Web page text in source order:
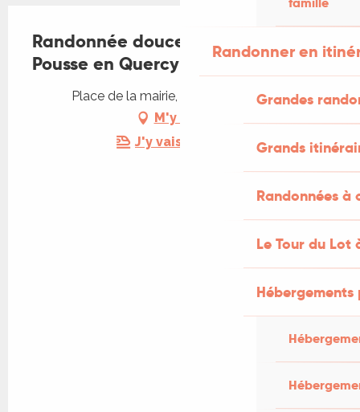
Randonner en
Grandes
Grands
Randonnées
Le Tour du Lot
Randonnée douce avec Pique et
Pousse en Quercy Blanc
Place de la mairie, 46170 Lhospitalet
M'y rendre
J'y vais en train !